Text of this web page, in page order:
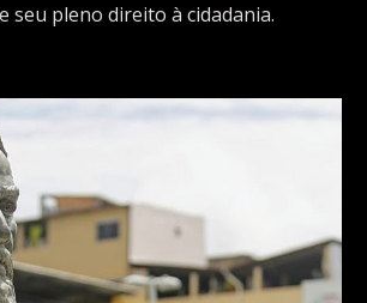
seu pleno direito à cidadania.